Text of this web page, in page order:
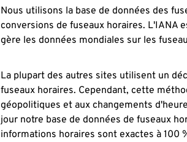
Nous utilisons la base de données des
conversions de fuseaux horaires. L'IANA
gère les données mondiales sur les
La plupart des autres sites utilisent un
fuseaux horaires. Cependant, cette
géopolitiques et aux changements
jour notre base de données de fuseaux
informations horaires sont exactes à 100